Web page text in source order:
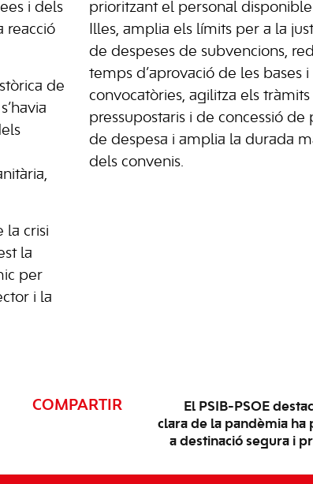
i dels
reacció
de
la crisi
la
per
i la
prioritzant el personal
Illes, amplia els límits per a la
de despeses de subvencions,
temps d’aprovació de les bases i
convocatòries, agilitza els tràmits
pressupostaris i de concessió de
de despesa i amplia la durada
dels convenis.
COMPARTIR
El PSIB-PSOE
clara de la pandèmia ha
a destinació segura i